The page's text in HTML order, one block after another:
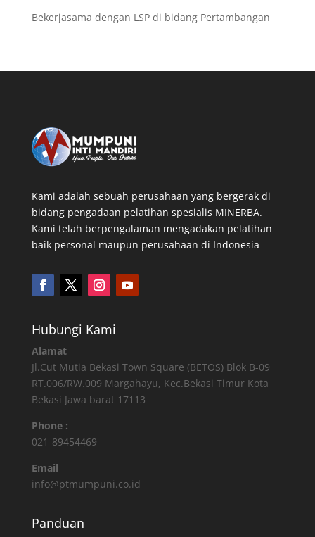
Bekerjasama dengan LSP di bidang Pertambangan
Kami adalah sebuah perusahaan yang bergerak di
bidang pengadaan pelatihan spesialis MINERBA.
Kami telah berpengalaman mengadakan pelatihan
baik personal maupun perusahaan di Indonesia
Hubungi Kami
Alamat
Jl.Cut Mutia Bekasi Town Square (BETOS) Blok B-09
RT.006/RW.009 Margahayu, Kec.Bekasi Timur Kota
Bekasi Jawa barat 17113
Phone :
021-89454469
Email
info@ptmumpuni.co.id
Panduan